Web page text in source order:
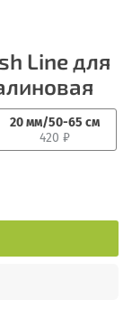
Line для
20 мм/50-65 см
420 ₽